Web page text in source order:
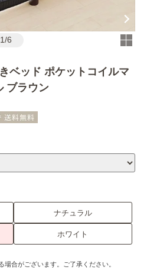
1/6
ベッド ポケットコイルマ
ブラウン
ナチュラル
ホワイト
合がございます。ご了承ください。